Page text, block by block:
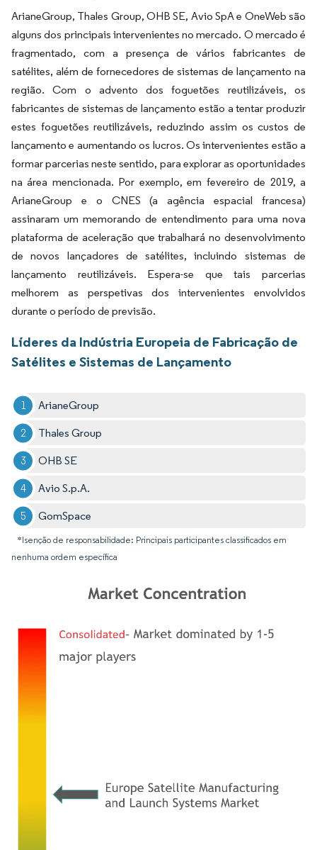
ArianeGroup, Thales Group, OHB SE, Avio SpA e OneWeb são
alguns dos principais intervenientes no mercado. O mercado é
fragmentado, com a presença de vários fabricantes de
satélites, além de fornecedores de sistemas de lançamento na
região. Com o advento dos foguetões reutilizáveis, os
fabricantes de sistemas de lançamento estão a tentar produzir
estes foguetões reutilizáveis, reduzindo assim os custos de
lançamento e aumentando os lucros. Os intervenientes estão a
formar parcerias neste sentido, para explorar as oportunidades
na área mencionada. Por exemplo, em fevereiro de 2019, a
ArianeGroup e o CNES (a agência espacial francesa)
assinaram um memorando de entendimento para uma nova
plataforma de aceleração que trabalhará no desenvolvimento
de novos lançadores de satélites, incluindo sistemas de
lançamento reutilizáveis. Espera-se que tais parcerias
melhorem as perspetivas dos intervenientes envolvidos
durante o período de previsão.
Líderes da Indústria Europeia de Fabricação de
Satélites e Sistemas de Lançamento
ArianeGroup
Thales Group
OHB SE
Avio S.p.A.
GomSpace
*Isenção de responsabilidade: Principais participantes classificados em
nenhuma ordem específica